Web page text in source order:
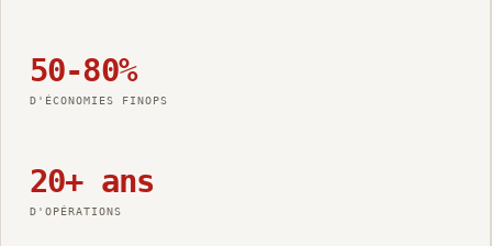
50-80%
D'ÉCONOMIES FINOPS
20+ ans
D'OPÉRATIONS